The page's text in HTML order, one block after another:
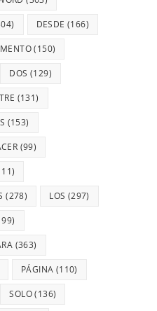
DESDE (166)
(150)
DOS (129)
(131)
(153)
(99)
(278) LOS (297)
(363)
PÁGINA (110)
SOLO(136)